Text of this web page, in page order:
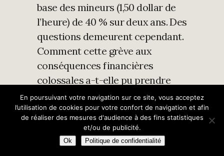
base des mineurs (1,50 dollar de
l’heure) de 40 % sur deux ans. Des
questions demeurent cependant.
Comment cette grève aux
conséquences financières
colossales a-t-elle pu prendre
dans une région où les droits
humains – ne parlons pas des
droits syndicaux – sont
systématiquement bafoués par
En poursuivant votre navigation sur ce site, vous acceptez
l’utilisation de cookies pour votre confort de navigation et afin
de réaliser des mesures d'audience à des fins statistiques
et/ou de publicité.
Ok Politique de confidentialité